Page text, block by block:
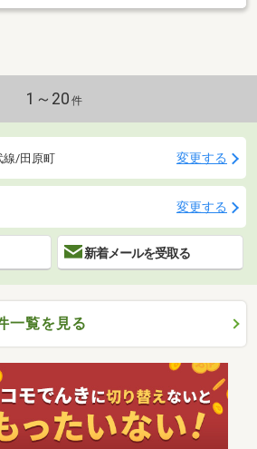
1～20 件
線/田原町 変更する
変更する
新着メールを受取る
一覧を見る